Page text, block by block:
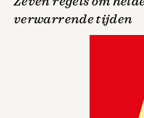
verwarrende tijden